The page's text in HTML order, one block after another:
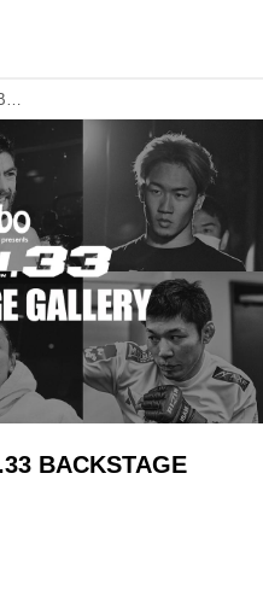
Yogibo presents RIZIN.33 BACKSTAGE GALLERY vol.1
BACKSTAGE